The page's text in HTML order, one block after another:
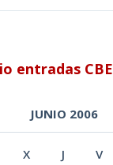
entradas CBE
JUNIO 2006
X J V